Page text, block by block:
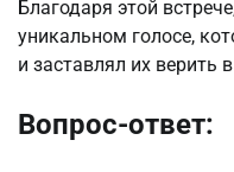
Благодаря этой
уникальном голосе,
и заставлял их верить
Вопрос-ответ: